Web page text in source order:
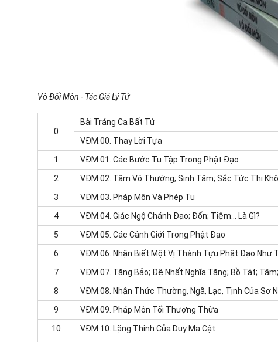
Vô Đối Môn - Tác Giả Lý Tứ
0
Bài Tráng Ca Bất Tử
VĐM.00. Thay Lời Tựa
1
VĐM.01. Các Bước Tu Tập Trong Phật Đạo
2
VĐM.02. Tâm Vô Thường; Sinh Tâm; Sắc Tức Thị
3
VĐM.03. Pháp Môn Và Phép Tu
4
VĐM.04. Giác Ngộ Chánh Đạo; Đốn; Tiệm… Là Gì?
5
VĐM.05. Các Cảnh Giới Trong Phật Đạo
6
VĐM.06. Nhận Biết Một Vị Thành Tựu Phật Đạo Như
7
VĐM.07. Tăng Bảo; Đệ Nhất Nghĩa Tăng; Bồ Tát;
8
VĐM.08. Nhận Thức Thường, Ngã, Lạc, Tịnh Của Sơ
9
VĐM.09. Pháp Môn Tối Thượng Thừa
10
VĐM.10. Lặng Thinh Của Duy Ma Cật